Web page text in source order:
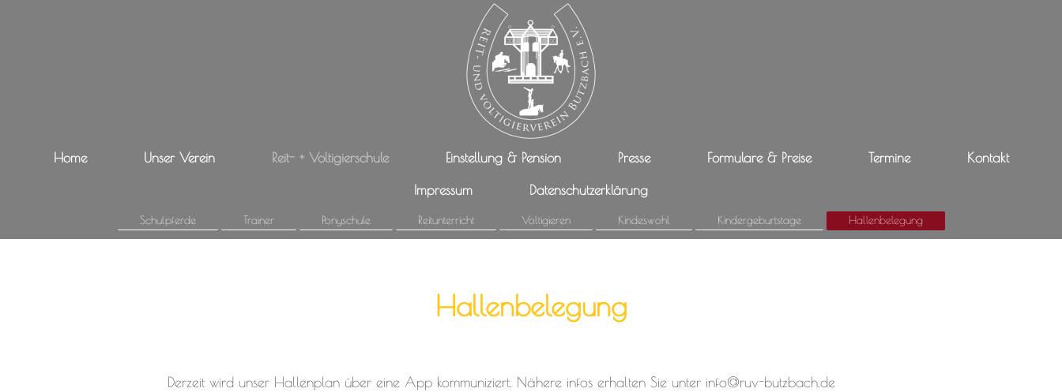
Home Unser Verein Reit- + Voltigierschule Einstellung & Pension Presse Formulare & Preise Termine Kontakt
Impressum Datenschutzerklärung
Schulpferde Trainer Ponyschule Reitunterricht Voltigieren Kindeswohl Kindergeburtstage Hallenbelegung
Hallenbelegung
Derzeit wird unser Hallenplan über eine App kommuniziert. Nähere infos erhalten Sie unter info@ruv-butzbach.de